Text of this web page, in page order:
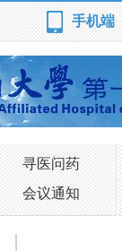
手机端
寻医问药
会议通知